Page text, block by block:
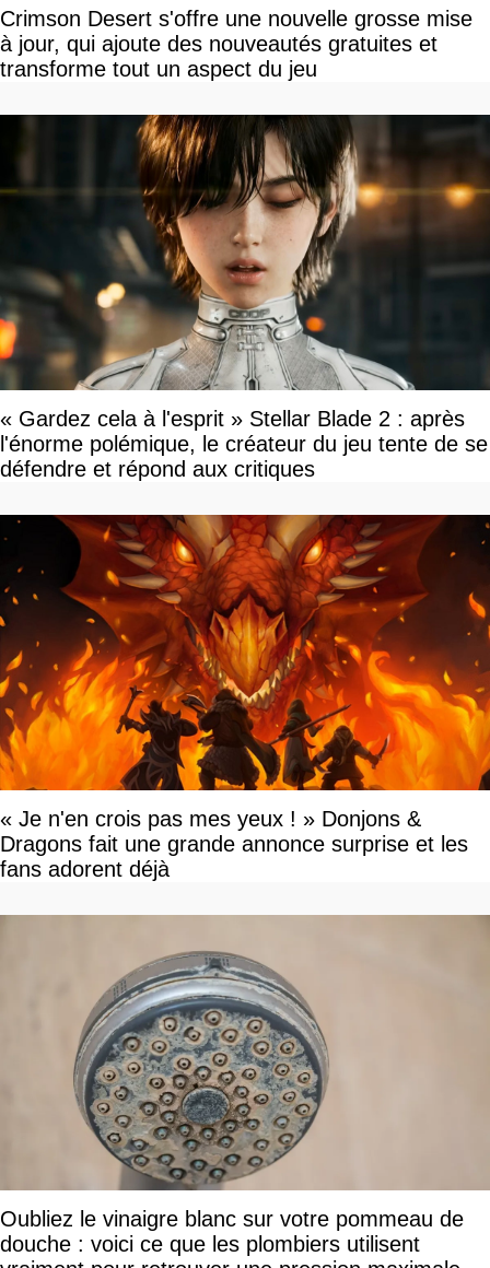
Crimson Desert s'offre une nouvelle grosse mise
à jour, qui ajoute des nouveautés gratuites et
transforme tout un aspect du jeu
« Gardez cela à l'esprit » Stellar Blade 2 : après
l'énorme polémique, le créateur du jeu tente de se
défendre et répond aux critiques
« Je n'en crois pas mes yeux ! » Donjons &
Dragons fait une grande annonce surprise et les
fans adorent déjà
Oubliez le vinaigre blanc sur votre pommeau de
douche : voici ce que les plombiers utilisent